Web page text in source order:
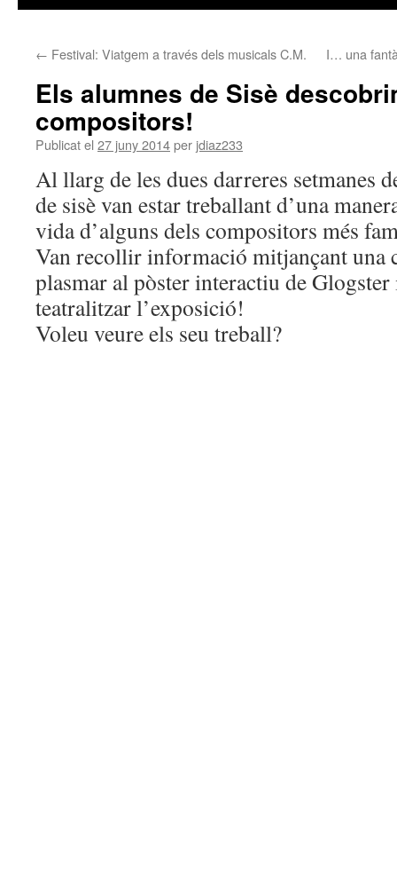
← Festival: Viatgem a través dels musicals C.M. I… una
Els alumnes de Sisè
compositors!
Publicat el 27 juny 2014per jdiaz233
Al llarg de les dues darreres setmanes
de sisè van estar treballant d’una
vida d’alguns dels compositors més
Van recollir informació mitjançant una
plasmar al pòster interactiu de
teatralitzar l’exposició!
Voleu veure els seu treball?